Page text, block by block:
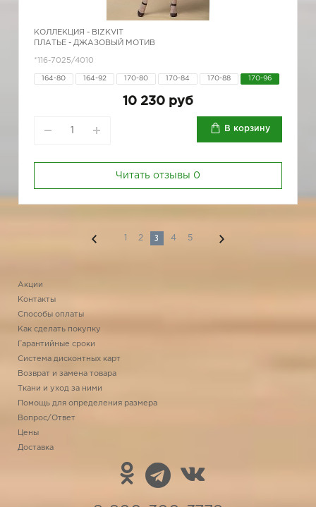
КОЛЛЕКЦИЯ - BIZKVIT
ПЛАТЬЕ - ДЖАЗОВЫЙ МОТИВ
*116-7025/4010
164-80 164-92 170-80 170-84 170-88 170-96
10 230 руб
В корзину
Читать отзывы 0
1 2 3 4 5
Акции
Контакты
Способы оплаты
Как сделать покупку
Гарантийные сроки
Система дисконтных карт
Возврат и замена товара
Ткани и уход за ними
Помощь для определения размера
Вопрос/Ответ
Цены
Доставка